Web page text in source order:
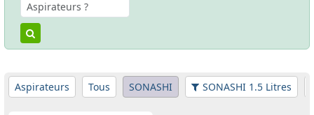
Aspirateurs Tous SONASHI SONASHI 1.5 Litres